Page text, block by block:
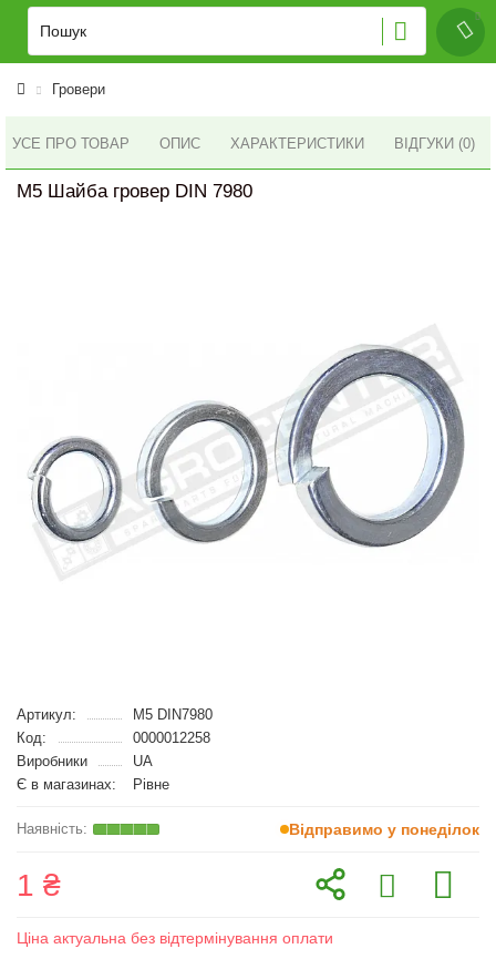
Гровери
УСЕ ПРО ТОВАР ОПИС ХАРАКТЕРИСТИКИ ВІДГУКИ (0)
M5 Шайба гровер DIN 7980
Артикул:
M5 DIN7980
Код:
0000012258
Виробники
UA
Є в магазинах:
Рівне
Відправимо у понеділок
1 ₴
Ціна актуальна без відтермінування оплати